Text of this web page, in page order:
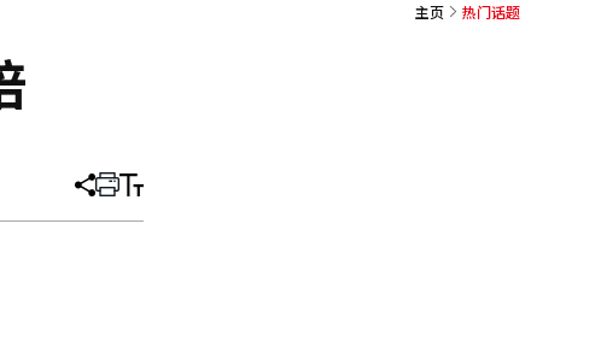
主页 热门话题
分
文
打 调
大